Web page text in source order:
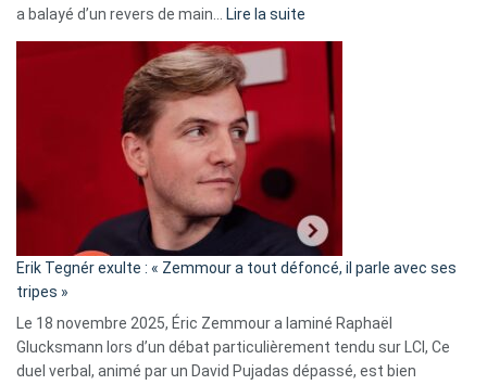
a balayé d’un revers de main… Lire la suite
Martine
Vassal
d’alliance
secrète
«
C’est
fake
news
»
Erik Tegnér exulte : « Zemmour a tout défoncé, il parle avec ses
tripes »
Le 18 novembre 2025, Éric Zemmour a laminé Raphaël
Glucksmann lors d’un débat particulièrement tendu sur LCI, Ce
duel verbal, animé par un David Pujadas dépassé, est bien